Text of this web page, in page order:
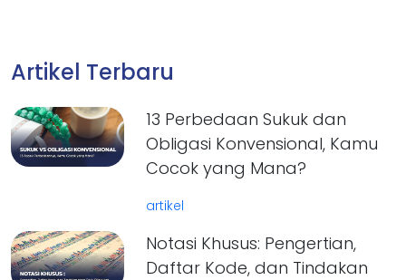
Artikel Terbaru
13 Perbedaan Sukuk dan
Obligasi Konvensional, Kamu
Cocok yang Mana?
artikel
Notasi Khusus: Pengertian,
Daftar Kode, dan Tindakan